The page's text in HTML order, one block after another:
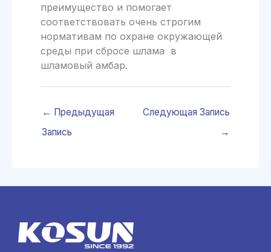
пре­имущество и помогает
соответствовать очень строгим
нормативам по охране ок­ружающей
среды при сбросе шлама в
шламовый амбар.
← Предыдущая
Запись
Следующая Запись
→